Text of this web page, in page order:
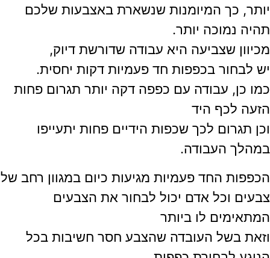
יותר, כך המיומנות שנשארת באצבעות שלכם
תהיה נמוכה יותר.
מכיוון שצביעה היא עבודה שדורשת דיוק,
יש לבחור בכפפות חד פעמיות דקות יחסית.
כמו כן, עבודה עם כפפה דקה יותר תגרום פחות
הזעה לכף היד
וכן תגרום לכך שכפות הידיים פחות יתעייפו
במהלך העבודה.
הכפפות החד פעמיות מגיעות כיום במגוון רחב של
צבעים וכל אדם יכול לבחור את הצבעים
המתאימים לו ביותר
וזאת בשל העובדה שהצבע חסר חשיבות בכל